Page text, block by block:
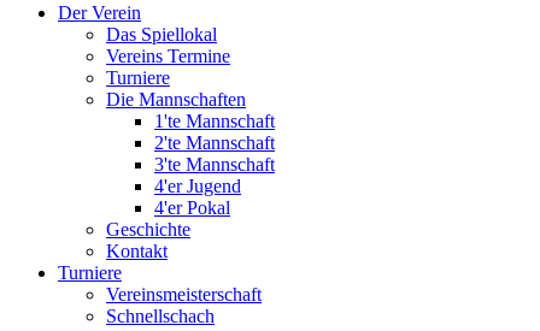
Der Verein
Das Spiellokal
Vereins Termine
Turniere
Die Mannschaften
1'te Mannschaft
2'te Mannschaft
3'te Mannschaft
4'er Jugend
4'er Pokal
Geschichte
Kontakt
Turniere
Vereinsmeisterschaft
Schnellschach